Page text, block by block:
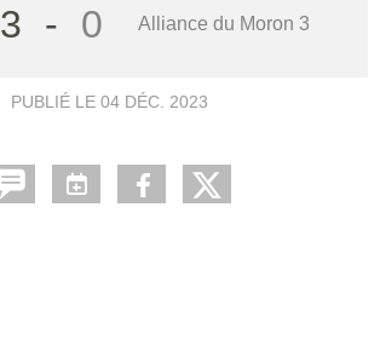
3 - 0 Alliance du Moron 3
PUBLIÉ LE 04 DÉC. 2023